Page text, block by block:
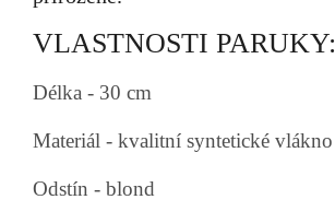
VLASTNOSTI PARUKY:
Délka - 30 cm
Materiál - kvalitní syntetické vlákno
Odstín - blond